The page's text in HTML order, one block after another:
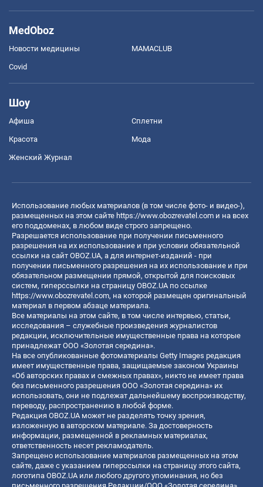
MedOboz
Новости медицины MAMACLUB
Covid
Шоу
Афиша Сплетни
Красота Мода
Женский Журнал
Использование любых материалов (в том числе фото- и видео-),
размещенных на этом сайте https://www.obozrevatel.com и на всех
его поддоменах, в любом виде строго запрещено.
Разрешается использование при получении письменного
разрешения на их использование и при условии обязательной
ссылки на сайт OBOZ.UA, а для интернет-изданий - при
получении письменного разрешения на их использование и при
обязательном размещении прямой, открытой для поисковых
систем, гиперссылки на страницу OBOZ.UA по ссылке
https://www.obozrevatel.com, на которой размещен оригинальный
материал в первом абзаце материала.
Все материалы на этом сайте, в том числе интервью, статьи,
исследования – служебные произведения журналистов
редакции, исключительные имущественные права на которые
принадлежат ООО «Золотая середина».
На все опубликованные фотоматериалы Getty Images редакция
имеет имущественные права, защищаемые законом Украины
«Об авторских правах и смежных правах», никто не имеет права
без письменного разрешения ООО «Золотая середина» их
использовать, они не подлежат дальнейшему воспроизводству,
переводу, распространению в любой форме.
Редакция OBOZ.UA может не разделять точку зрения,
изложенную в авторском материале. За достоверность
информации, размещенной в рекламных материалах,
ответственность несет рекламодатель.
Запрещено использование материалов размещенных на этом
сайте, даже с указанием гиперссылки на страницу этого сайта,
логотипа OBOZ.UA или любого другого упоминания, но без